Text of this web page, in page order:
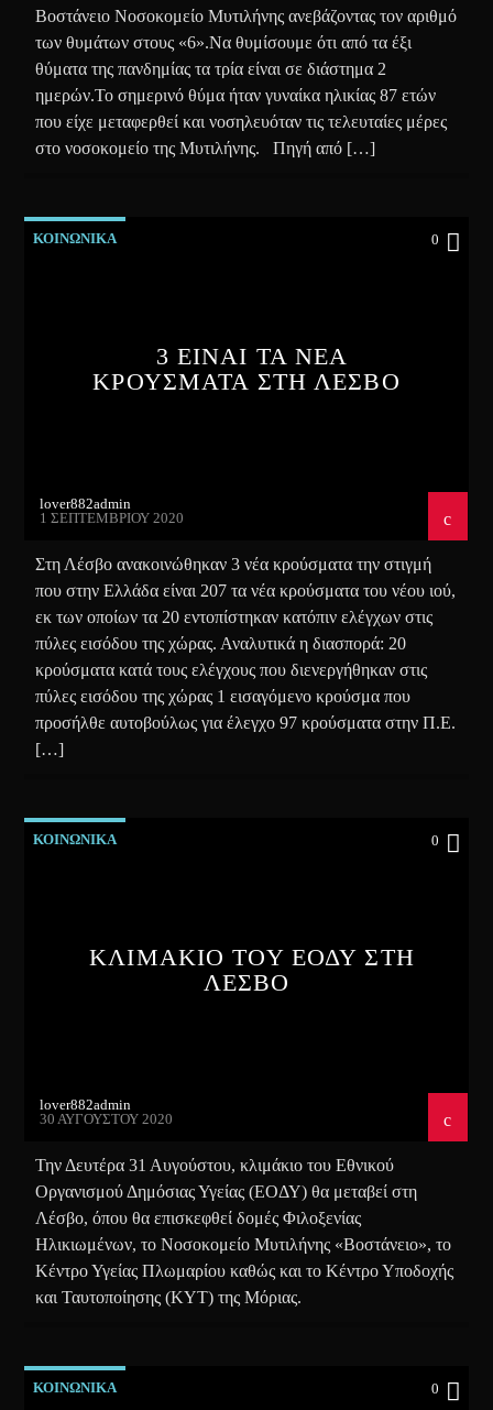
Βοστάνειο Νοσοκομείο Μυτιλήνης ανεβάζοντας τον αριθμό
των θυμάτων στους «6».Να θυμίσουμε ότι από τα έξι
θύματα της πανδημίας τα τρία είναι σε διάστημα 2
ημερών.Το σημερινό θύμα ήταν γυναίκα ηλικίας 87 ετών
που είχε μεταφερθεί και νοσηλευόταν τις τελευταίες μέρες
στο νοσοκομείο της Μυτιλήνης. Πηγή από […]
ΚΟΙΝΩΝΙΚΑ 0
3 ΕΙΝΑΙ ΤΑ ΝΕΑ
ΚΡΟΥΣΜΑΤΑ ΣΤΗ ΛΕΣΒΟ
lover882admin
1 ΣΕΠΤΕΜΒΡΊΟΥ 2020
Στη Λέσβο ανακοινώθηκαν 3 νέα κρούσματα την στιγμή
που στην Ελλάδα είναι 207 τα νέα κρούσματα του νέου ιού,
εκ των οποίων τα 20 εντοπίστηκαν κατόπιν ελέγχων στις
πύλες εισόδου της χώρας. Αναλυτικά η διασπορά: 20
κρούσματα κατά τους ελέγχους που διενεργήθηκαν στις
πύλες εισόδου της χώρας 1 εισαγόμενο κρούσμα που
προσήλθε αυτοβούλως για έλεγχο 97 κρούσματα στην Π.Ε.
[…]
ΚΟΙΝΩΝΙΚΑ 0
ΚΛΙΜΑΚΙΟ ΤΟΥ ΕΟΔΥ ΣΤΗ
ΛΕΣΒΟ
lover882admin
30 ΑΥΓΟΎΣΤΟΥ 2020
Την Δευτέρα 31 Αυγούστου, κλιμάκιο του Εθνικού
Οργανισμού Δημόσιας Υγείας (ΕΟΔΥ) θα μεταβεί στη
Λέσβο, όπου θα επισκεφθεί δομές Φιλοξενίας
Ηλικιωμένων, το Νοσοκομείο Μυτιλήνης «Βοστάνειο», το
Κέντρο Υγείας Πλωμαρίου καθώς και το Κέντρο Υποδοχής
και Ταυτοποίησης (ΚΥΤ) της Μόριας.
ΚΟΙΝΩΝΙΚΑ 0